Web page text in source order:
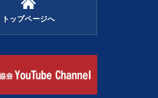
トップページへ